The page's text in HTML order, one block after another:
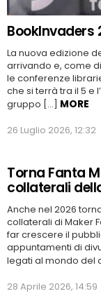
BookInvaders
La nuova edizione
arrivando e, come
le conferenze
che si terrà tra il 5 e
gruppo […] MORE
26 Luglio 2026, 12:32
Torna Fanta
collaterali
Anche nel 2026
collaterali di Maker
far crescere il
appuntamenti di
legati al mondo del
28 Aprile 2026, 14:59